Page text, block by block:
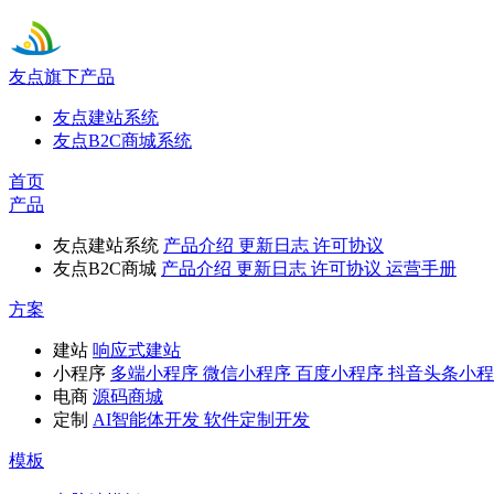
友点旗下产品
友点建站系统
友点B2C商城系统
首页
产品
友点建站系统 产品介绍 更新日志 许可协议
友点B2C商城 产品介绍 更新日志 许可协议 运营手册
方案
建站 响应式建站
小程序 多端小程序 微信小程序 百度小程序 抖音头条小
电商 源码商城
定制 AI智能体开发 软件定制开发
模板